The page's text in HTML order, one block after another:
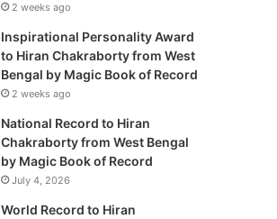
2 weeks ago
Inspirational Personality Award
to Hiran Chakraborty from West
Bengal by Magic Book of Record
2 weeks ago
National Record to Hiran
Chakraborty from West Bengal
by Magic Book of Record
July 4, 2026
World Record to Hiran